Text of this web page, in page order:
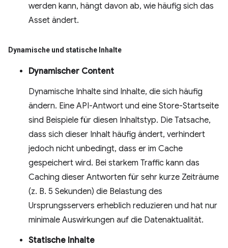
werden kann, hängt davon ab, wie häufig sich das
Asset ändert.
Dynamische und statische Inhalte
Dynamischer Content
Dynamische Inhalte sind Inhalte, die sich häufig
ändern. Eine API-Antwort und eine Store-Startseite
sind Beispiele für diesen Inhaltstyp. Die Tatsache,
dass sich dieser Inhalt häufig ändert, verhindert
jedoch nicht unbedingt, dass er im Cache
gespeichert wird. Bei starkem Traffic kann das
Caching dieser Antworten für sehr kurze Zeiträume
(z. B. 5 Sekunden) die Belastung des
Ursprungsservers erheblich reduzieren und hat nur
minimale Auswirkungen auf die Datenaktualität.
Statische Inhalte